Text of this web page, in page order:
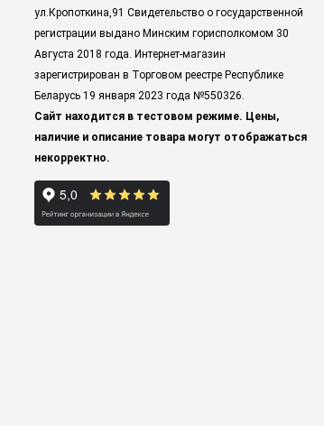
ул.Кропоткина,91 Свидетельство о государственной
регистрации выдано Минским горисполкомом 30
Августа 2018 года. Интернет-магазин
зарегистрирован в Торговом реестре Республике
Беларусь 19 января 2023 года №550326.
Сайт находится в тестовом режиме. Цены,
наличие и описание товара могут отображаться
некорректно.